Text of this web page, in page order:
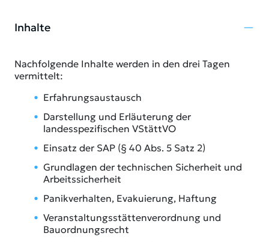
Inhalte
Nachfolgende Inhalte werden in den drei Tagen
vermittelt:
Erfahrungsaustausch
Darstellung und Erläuterung der
landesspezifischen VStättVO
Einsatz der SAP (§ 40 Abs. 5 Satz 2)
Grundlagen der technischen Sicherheit und
Arbeitssicherheit
Panikverhalten, Evakuierung, Haftung
Veranstaltungsstättenverordnung und
Bauordnungsrecht